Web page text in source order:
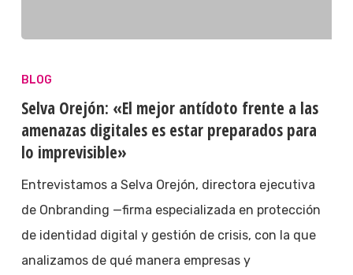
BLOG
Selva Orejón: «El mejor antídoto frente a las
amenazas digitales es estar preparados para
lo imprevisible»
Entrevistamos a Selva Orejón, directora ejecutiva
de Onbranding —firma especializada en protección
de identidad digital y gestión de crisis, con la que
analizamos de qué manera empresas y